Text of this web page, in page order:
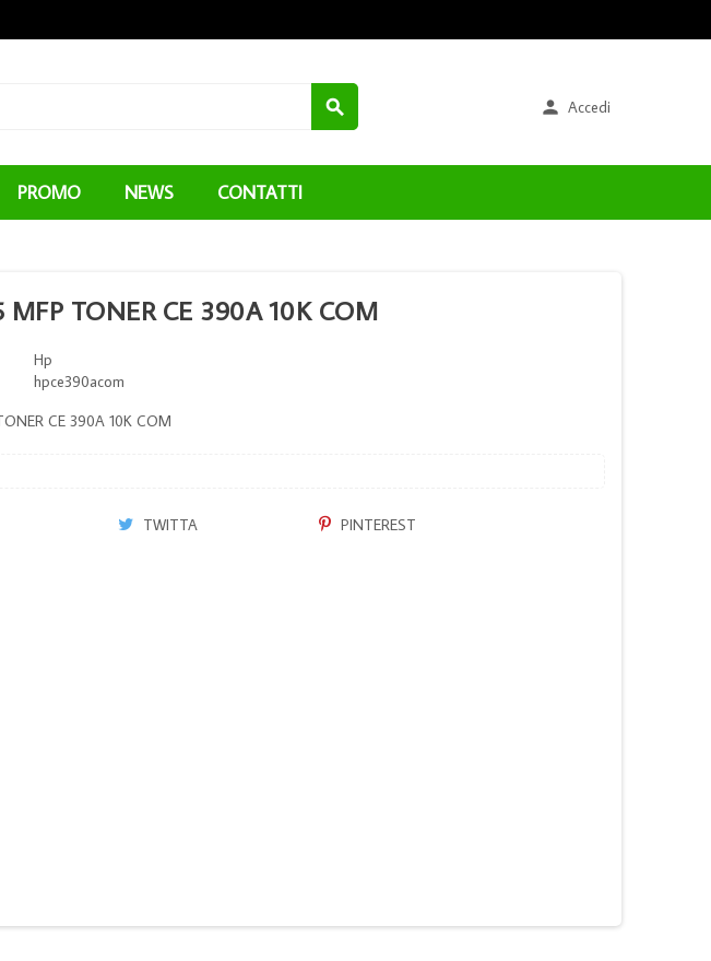
  Accedi
PROMO NEWS CONTATTI
MFP TONER CE 390A 10K COM
Hp
hpce390acom
CE 390A 10K COM
TWITTA PINTEREST